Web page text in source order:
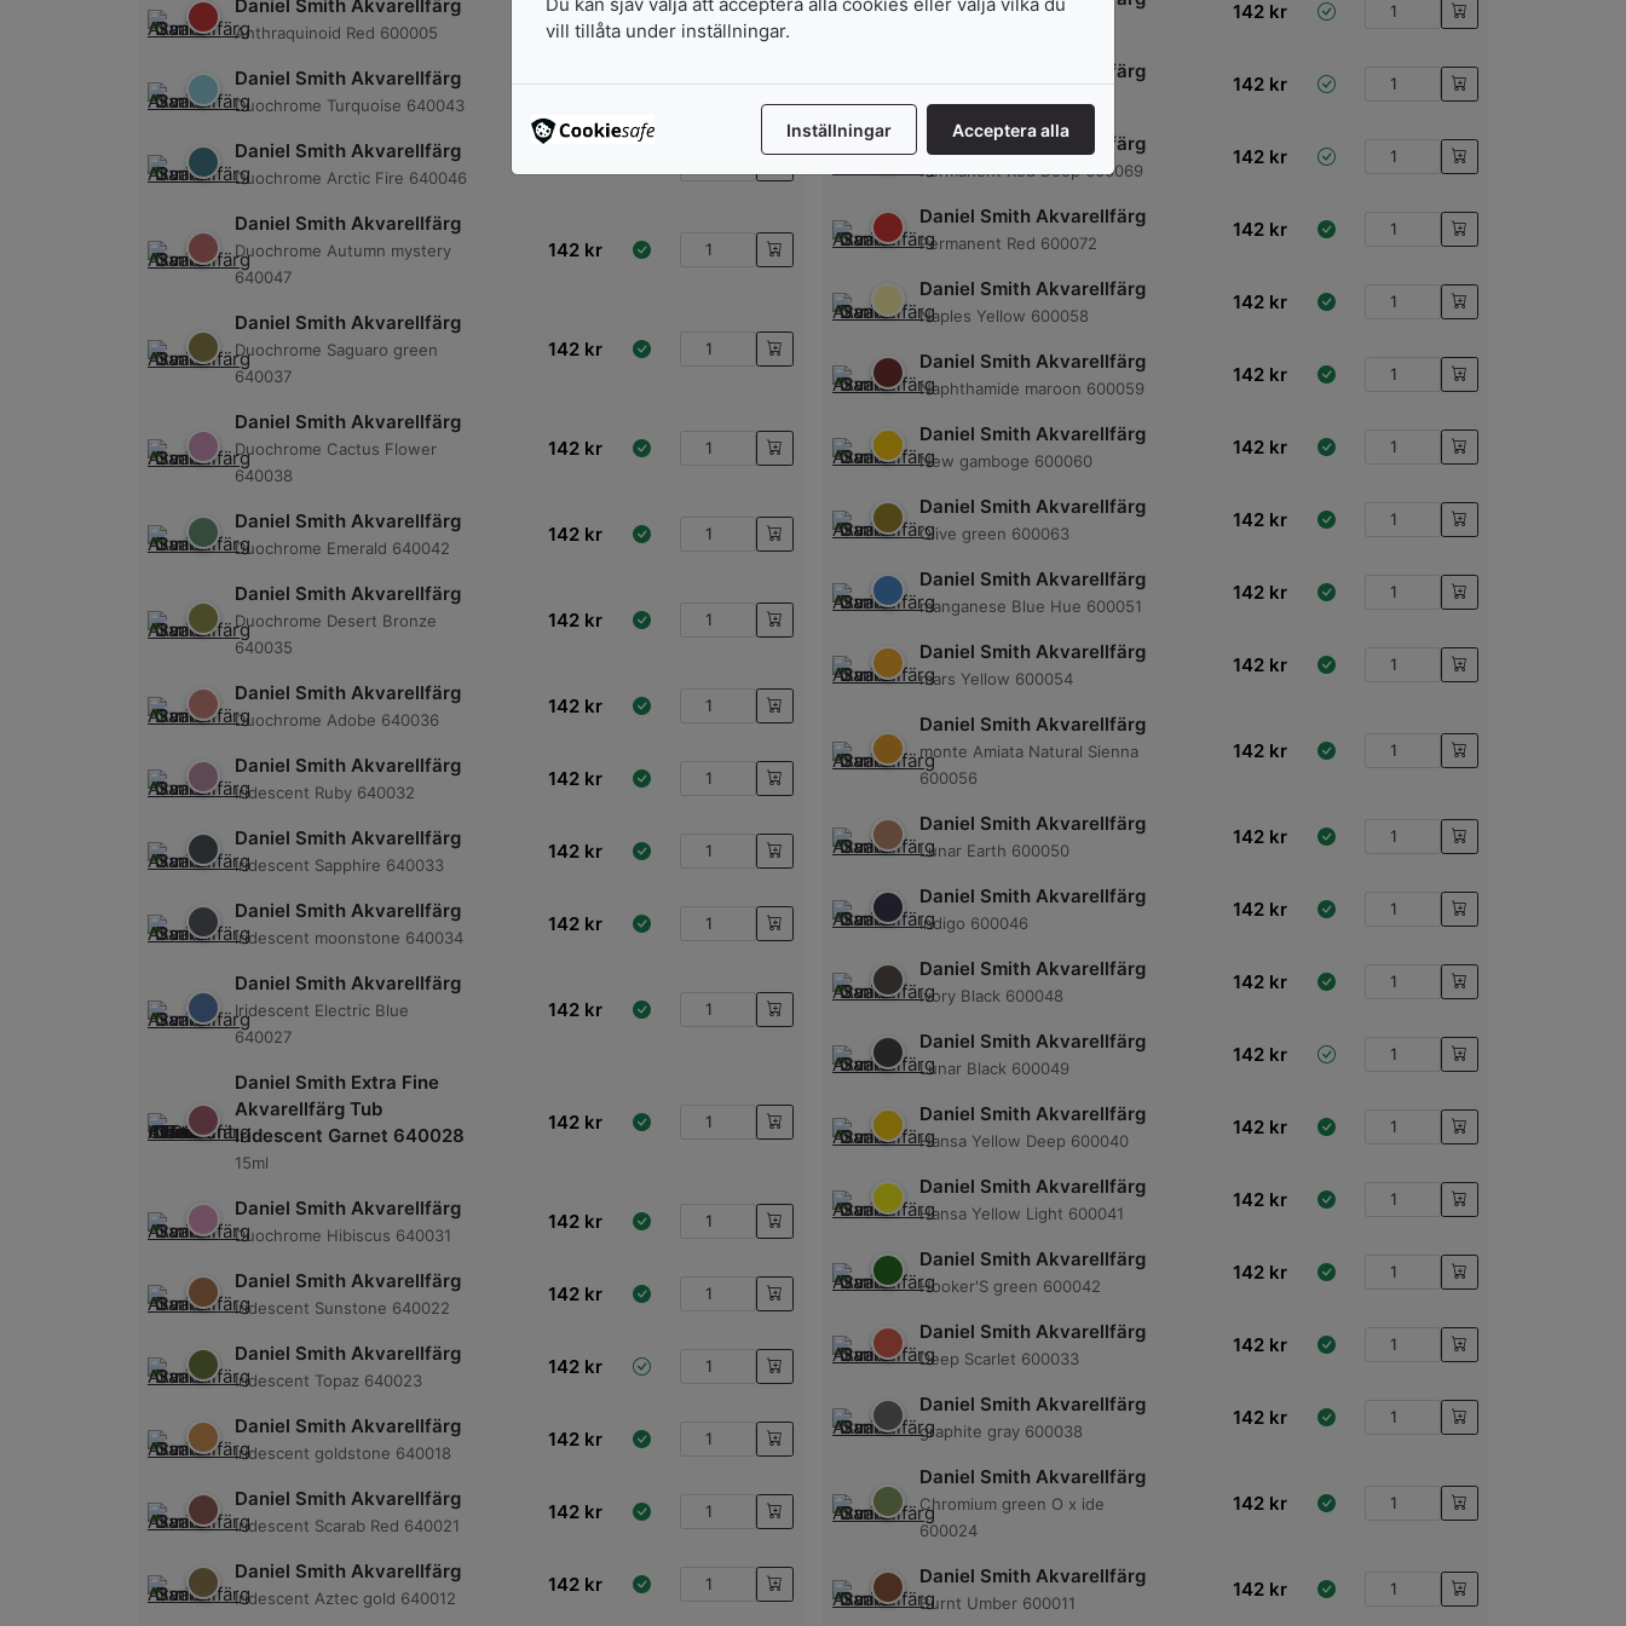
Daniel Smith Akvarellfärg
Anthraquinoid Red 600005
182kr
Daniel Smith Akvarellfärg
Duochrome Turquoise 640043
142kr
Daniel Smith Akvarellfärg
Duochrome Arctic Fire 640046
Daniel Smith Akvarellfärg
Duochrome Autumn mystery
640047
142 kr
Daniel Smith Akvarellfärg
Duochrome Saguaro green
640037
142 kr
Daniel Smith Akvarellfärg
Duochrome Cactus Flower
640038
142 kr
Daniel Smith Akvarellfärg
Duochrome Emerald 640042
142 kr
Daniel Smith Akvarellfärg
Duochrome Desert Bronze
640035
142 kr
Daniel Smith Akvarellfärg
Duochrome Adobe 640036
142 kr
Daniel Smith Akvarellfärg
Iridescent Ruby 640032
142 kr
Daniel Smith Akvarellfärg
Iridescent Sapphire 640033
142 kr
Daniel Smith Akvarellfärg
Iridescent moonstone 640034
142 kr
Daniel Smith Akvarellfärg
Iridescent Electric Blue
640027
142 kr
Daniel Smith Extra Fine
Akvarellfärg Tub
Iridescent Garnet 640028
15ml
142 kr
Daniel Smith Akvarellfärg
Duochrome Hibiscus 640031
142 kr
Daniel Smith Akvarellfärg
Iridescent Sunstone 640022
142 kr
Daniel Smith Akvarellfärg
Iridescent Topaz 640023
142 kr
Daniel Smith Akvarellfärg
Iridescent goldstone 640018
142 kr
Daniel Smith Akvarellfärg
Iridescent Scarab Red 640021
142 kr
Daniel Smith Akvarellfärg
Iridescent Aztec gold 640012
142 kr
142 kr
Daniel Smith Akvarellfärg
142 kr
Daniel Smith Akvarellfärg
Permanent Red Deep 600069
142 kr
Daniel Smith Akvarellfärg
Permanent Red 600072
142 kr
Daniel Smith Akvarellfärg
Naples Yellow 600058
142 kr
Daniel Smith Akvarellfärg
Naphthamide maroon 600059
142 kr
Daniel Smith Akvarellfärg
New gamboge 600060
142 kr
Daniel Smith Akvarellfärg
Olive green 600063
142 kr
Daniel Smith Akvarellfärg
manganese Blue Hue 600051
142 kr
Daniel Smith Akvarellfärg
mars Yellow 600054
142 kr
Daniel Smith Akvarellfärg
monte Amiata Natural Sienna
600056
142 kr
Daniel Smith Akvarellfärg
Lunar Earth 600050
142 kr
Daniel Smith Akvarellfärg
Indigo 600046
142 kr
Daniel Smith Akvarellfärg
Ivory Black 600048
142 kr
Daniel Smith Akvarellfärg
Lunar Black 600049
142 kr
Daniel Smith Akvarellfärg
Hansa Yellow Deep 600040
142 kr
Daniel Smith Akvarellfärg
Hansa Yellow Light 600041
142 kr
Daniel Smith Akvarellfärg
Hooker'S green 600042
142 kr
Daniel Smith Akvarellfärg
Deep Scarlet 600033
142 kr
Daniel Smith Akvarellfärg
graphite gray 600038
142 kr
Daniel Smith Akvarellfärg
Chromium green O x ide
600024
142 kr
Daniel Smith Akvarellfärg
Burnt Umber 600011
142 kr
vill tillåta under inställningar.
Inställningar Acceptera alla